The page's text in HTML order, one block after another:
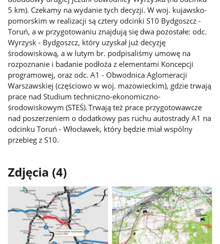
5 km). Czekamy na wydanie tych decyzji. W woj. kujawsko-
pomorskim w realizacji są cztery odcinki S10 Bydgoszcz -
Toruń, a w przygotowaniu znajdują się dwa pozostałe: odc.
Wyrzysk - Bydgoszcz, który uzyskał już decyzję
środowiskową, a w lutym br. podpisaliśmy umowę na
rozpoznanie i badanie podłoża z elementami Koncepcji
programowej, oraz odc. A1 - Obwodnica Aglomeracji
Warszawskiej (częściowo w woj. mazowieckim), gdzie trwają
prace nad Studium techniczno-ekonomiczno-
środowiskowym (STEŚ). Trwają też prace przygotowawcze
nad poszerzeniem o dodatkowy pas ruchu autostrady A1 na
odcinku Toruń - Włocławek, który będzie miał wspólny
przebieg z S10.
Zdjęcia (4)